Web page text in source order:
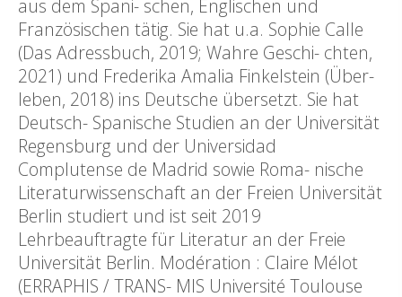
aus dem Spani- schen, Englischen und
Französischen tätig. Sie hat u.a. Sophie Calle
(Das Adressbuch, 2019; Wahre Geschi- chten,
2021) und Frederika Amalia Finkelstein (Über-
leben, 2018) ins Deutsche übersetzt. Sie hat
Deutsch- Spanische Studien an der Universität
Regensburg und der Universidad
Complutense de Madrid sowie Roma- nische
Literaturwissenschaft an der Freien Universität
Berlin studiert und ist seit 2019
Lehrbeauftragte für Literatur an der Freie
Universität Berlin. Modération : Claire Mélot
(ERRAPHIS / TRANS- MIS Université Toulouse